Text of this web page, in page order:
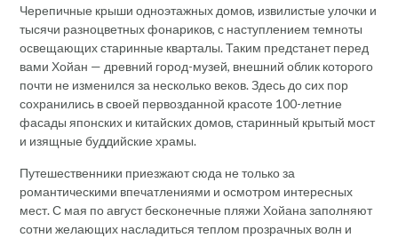
Черепичные крыши одноэтажных домов, извилистые улочки и
тысячи разноцветных фонариков, с наступлением темноты
освещающих старинные кварталы. Таким предстанет перед
вами Хойан — древний город-музей, внешний облик которого
почти не изменился за несколько веков. Здесь до сих пор
сохранились в своей первозданной красоте 100-летние
фасады японских и китайских домов, старинный крытый мост
и изящные буддийские храмы.
Путешественники приезжают сюда не только за
романтическими впечатлениями и осмотром интересных
мест. С мая по август бесконечные пляжи Хойана заполняют
сотни желающих насладиться теплом прозрачных волн и